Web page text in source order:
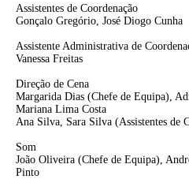
Assistentes de Coordenação
Gonçalo Gregório, José Diogo Cunha
Assistente Administrativa de
Vanessa Freitas
Direção de Cena
Margarida Dias (Chefe de Equipa),
Mariana Lima Costa
Ana Silva, Sara Silva (Assistentes de
Som
João Oliveira (Chefe de Equipa),
Pinto